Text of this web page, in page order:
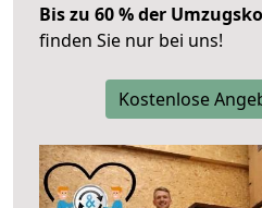
Bis zu 60 % der
finden Sie nur bei uns!
Kostenlose